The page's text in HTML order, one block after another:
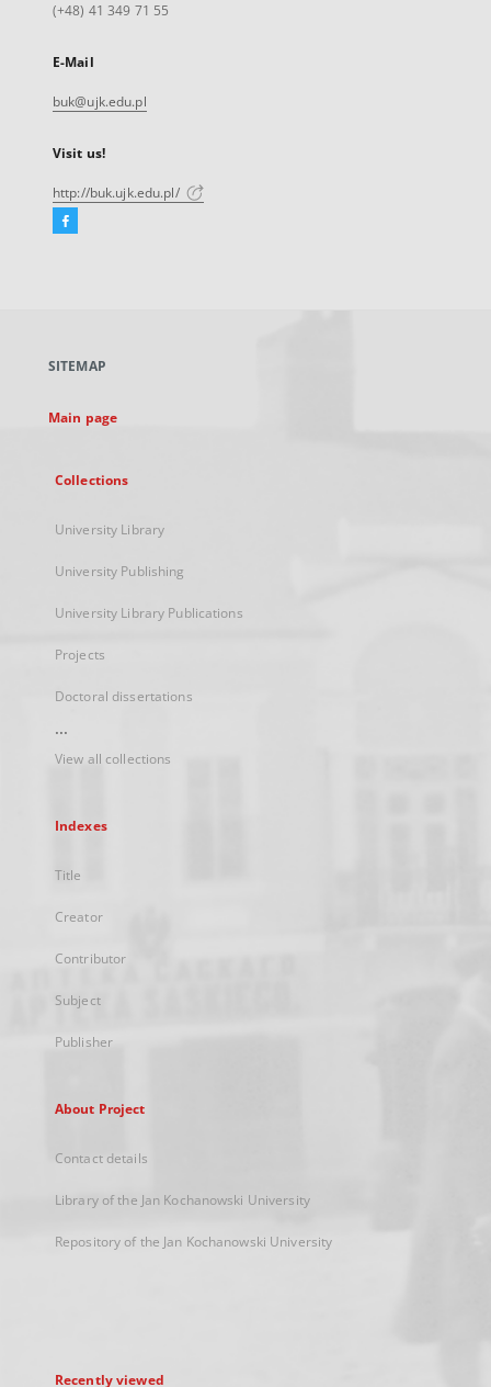
(+48) 41 349 71 55
E-Mail
buk@ujk.edu.pl
Visit us!
http://buk.ujk.edu.pl/
Facebook
new
SITEMAP
Main page
Collections
University Library
University Publishing
University Library Publications
Projects
Doctoral dissertations
...
View all collections
Indexes
Title
Creator
Contributor
Subject
Publisher
About Project
Contact details
Library of the Jan Kochanowski University
Repository of the Jan Kochanowski University
Recently viewed